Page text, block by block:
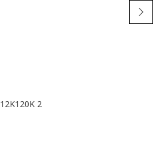
12K120K 2